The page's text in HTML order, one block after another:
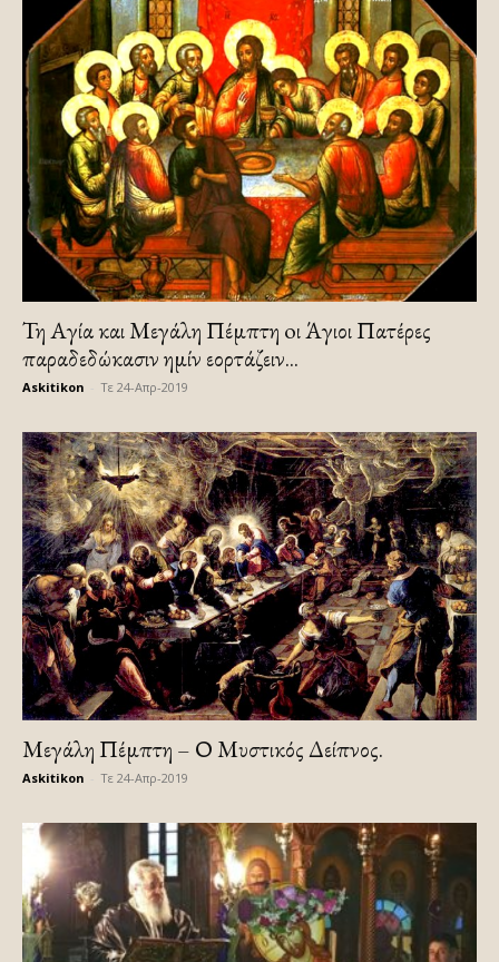
Τη Αγία και Μεγάλη Πέμπτη oι Άγιοι Πατέρες
παραδεδώκασιν ημίν εορτάζειν...
Askitikon Τε 24-Απρ-2019
Μεγάλη Πέμπτη – Ο Μυστικός Δείπνος.
Askitikon Τε 24-Απρ-2019